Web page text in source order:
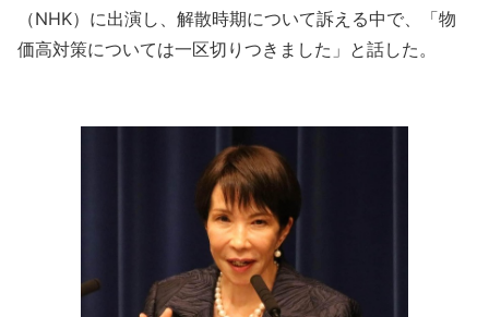
（NHK）に出演し、解散時期について訴える中で、「物
価高対策については一区切りつきました」と話した。